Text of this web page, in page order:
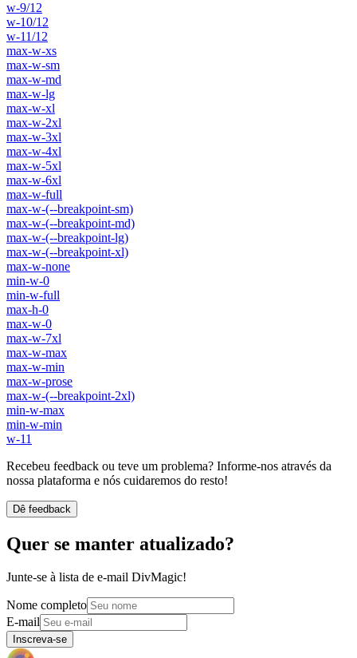
w-9/12
w-10/12
w-11/12
max-w-xs
max-w-sm
max-w-md
max-w-lg
max-w-xl
max-w-2xl
max-w-3xl
max-w-4xl
max-w-5xl
max-w-6xl
max-w-full
max-w-(--breakpoint-sm)
max-w-(--breakpoint-md)
max-w-(--breakpoint-lg)
max-w-(--breakpoint-xl)
max-w-none
min-w-0
min-w-full
max-h-0
max-w-0
max-w-7xl
max-w-max
max-w-min
max-w-prose
max-w-(--breakpoint-2xl)
min-w-max
min-w-min
w-11
Recebeu feedback ou teve um problema? Informe-nos através da
nossa plataforma e nós cuidaremos do resto!
Dê feedback
Quer se manter atualizado?
Junte-se à lista de e-mail DivMagic!
Nome completo
E-mail
Inscreva-se